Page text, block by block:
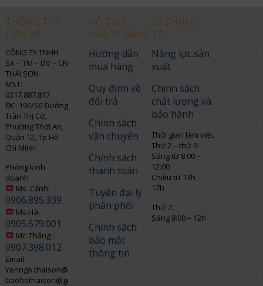
THÔNG TIN
LIÊN HỆ
CÔNG TY TNHH
SX – TM – DV – CN
THÁI SƠN
MST:
0317.887.817
ĐC: 196/56 Đường
Trần Thị Cờ,
Phường Thới An,
Quận 12, Tp Hồ
Chí Minh
Phòng kinh
doanh
Ms. Cảnh:
0906.895.339
Ms.Hà:
0905.679.001
Mr. Thắng :
0907.398.012
Email:
Yenngo.thaison@gmail.com
baohothaison@gmail.com
HỖ TRỢ
KHÁCH HÀNG
Hướng dẫn
mua hàng
Quy định về
đổi trả
Chính sách
vận chuyển
Chính sách
thanh toán
Tuyển đại lý
phân phối
Chính sách
bảo mật
thông tin
VỀ CHÚNG
TÔI
Năng lực sản
xuất
Chính sách
chất lượng và
bảo hành
Thời gian làm việc
Thứ 2 – thứ 6:
Sáng từ 8:00 –
12:00
Chiều từ 13h –
17h
Thứ 7:
Sáng 8:00 – 12h